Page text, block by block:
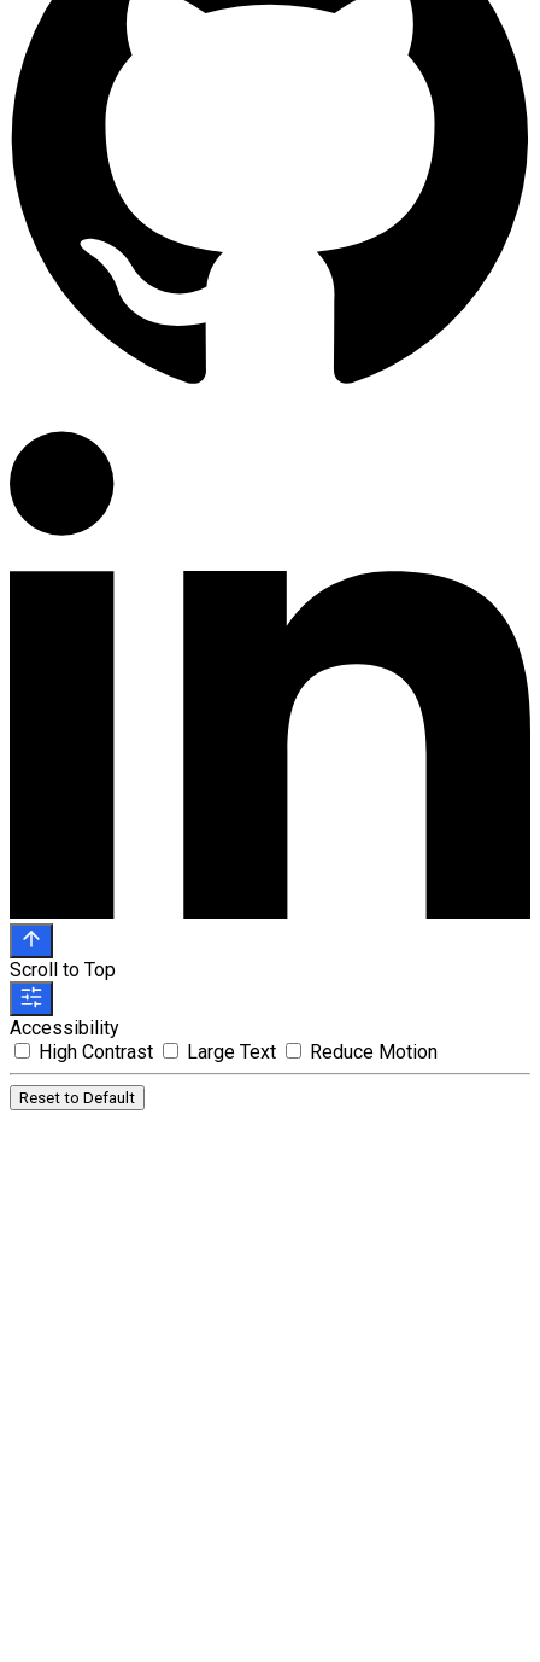
Scroll to Top
Accessibility
High Contrast
Large Text Reduce Motion
Reset to Default